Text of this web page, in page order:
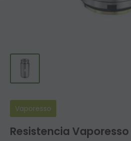
Vaporesso
Resistencia Vaporesso